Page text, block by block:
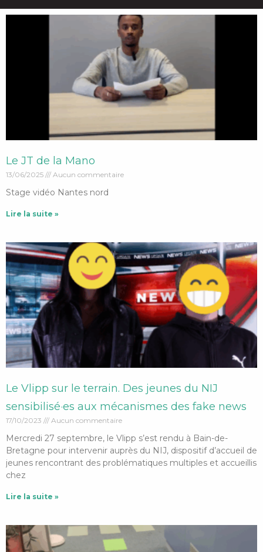
Le JT de la Mano
13/06/2025 Aucun commentaire
Stage vidéo Nantes nord
Lire la suite »
Le Vlipp sur le terrain. Des jeunes du NIJ
sensibilisé·es aux mécanismes des fake news
17/10/2023 Aucun commentaire
Mercredi 27 septembre, le Vlipp s’est rendu à Bain-de-
Bretagne pour intervenir auprès du NIJ, dispositif d’accueil de
jeunes rencontrant des problématiques multiples et accueillis
chez
Lire la suite »